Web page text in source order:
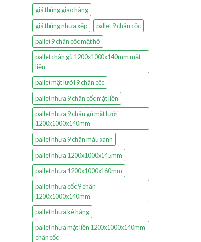
giá thùng giao hàng
giá thùng nhựa xếp
pallet 9 chân cốc
pallet 9 chân cốc mặt hở
pallet chân gù 1200x1000x140mm mặt
liền
pallet mặt lưới 9 chân cốc
pallet nhựa 9 chân cốc mặt liền
pallet nhựa 9 chân gù mặt lưới
1200x1000x140mm
pallet nhựa 9 chân màu xanh
pallet nhựa 1200x1000x145mm
pallet nhựa 1200x1000x160mm
pallet nhựa cốc 9 chân
1200x1000x140mm
pallet nhựa kê hàng
pallet nhựa mặt liền 1200x1000x140mm
chân cốc